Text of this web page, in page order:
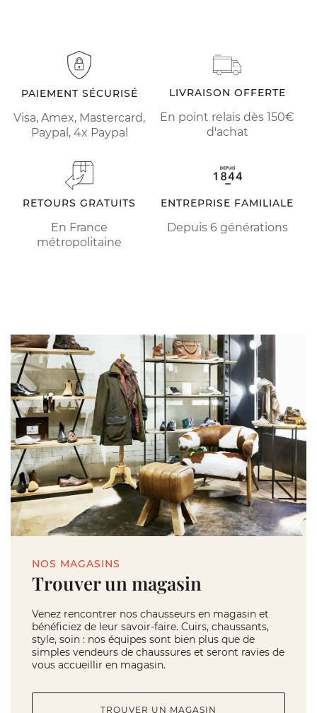
PAIEMENT SÉCURISÉ
Visa, Amex, Mastercard,
Paypal, 4x Paypal
LIVRAISON OFFERTE
En point relais dès 150€
d'achat
RETOURS GRATUITS
En France
métropolitaine
ENTREPRISE FAMILIALE
Depuis 6 générations
NOS MAGASINS
Trouver un magasin
Venez rencontrer nos chausseurs en magasin et
bénéficiez de leur savoir-faire. Cuirs, chaussants,
style, soin : nos équipes sont bien plus que de
simples vendeurs de chaussures et seront ravies de
vous accueillir en magasin.
TROUVER UN MAGASIN